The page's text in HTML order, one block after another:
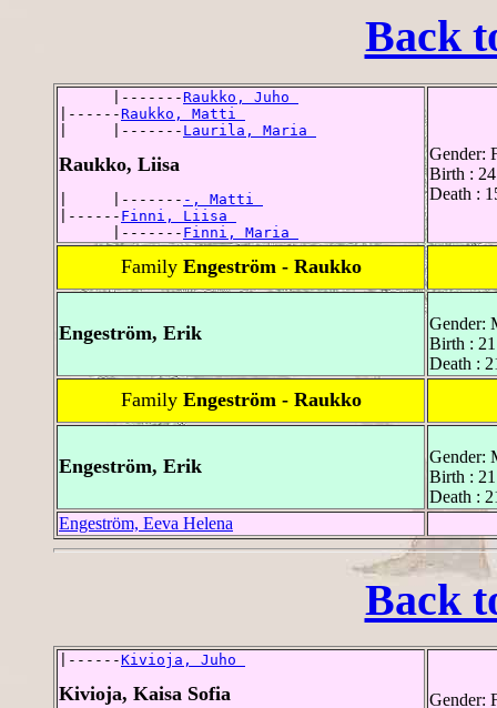
Back
      |-------
Raukko, Juho
|------Raukko, Matti
|     |------- Laurila, Maria
Raukko, Liisa
|     |------- -, Matti
|------ Finni, Liisa
      |-------
Finni, Maria
Gender:
Birth :
Death :
Family Engeström - Raukko
Engeström, Erik
Gender:
Birth :
Death :
Family Engeström - Raukko
Engeström, Erik
Gender:
Birth :
Death :
Engeström, Eeva Helena
Back
|------Kivioja, Juho
Kivioja, Kaisa Sofia
Gender: